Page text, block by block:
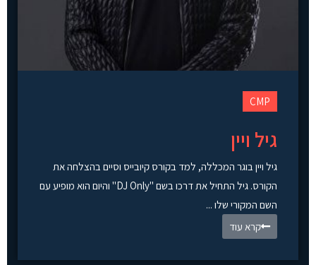
CMP
גיל ויין
גיל ויין בוגר המכללה, למד בקורס קיובייס וסיים בהצלחה את
הקורס. גיל התחיל את דרכו בשם "DJ Only" והיום הוא מופיע עם
השם המקורי שלו ...
קרא עוד